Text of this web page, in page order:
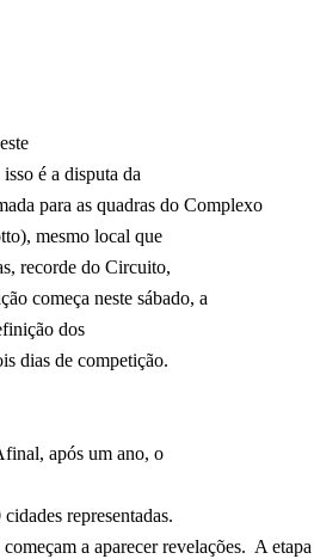
é a disputa da
para as quadras do Complexo
mesmo local que
recorde do Circuito,
começa neste sábado, a
dos
dias de competição.
após um ano, o
representadas.
a aparecer revelações. A